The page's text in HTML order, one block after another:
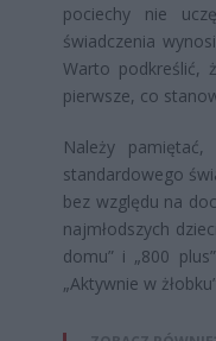
pociechy nie
świadczenia
Warto podkreślić,
pierwsze, co
Należy
standardowego
bez względu na
najmłodszych
domu” i „800
„Aktywnie w